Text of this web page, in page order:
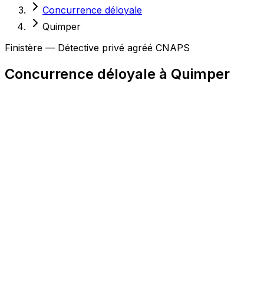
Concurrence déloyale
Quimper
Finistère — Détective privé agréé CNAPS
Concurrence déloyale à Quimper